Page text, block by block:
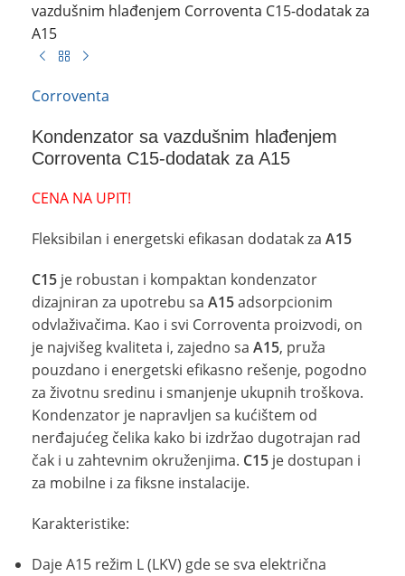
vazdušnim hlađenjem Corroventa C15-dodatak za
A15
Corroventa
Kondenzator sa vazdušnim hlađenjem
Corroventa C15-dodatak za A15
CENA NA UPIT!
Fleksibilan i energetski efikasan dodatak za A15
C15 je robustan i kompaktan kondenzator
dizajniran za upotrebu sa A15adsorpcionim
odvlaživačima. Kao i svi Corroventa proizvodi, on
je najvišeg kvaliteta i, zajedno sa A15, pruža
pouzdano i energetski efikasno rešenje, pogodno
za životnu sredinu i smanjenje ukupnih troškova.
Kondenzator je napravljen sa kućištem od
nerđajućeg čelika kako bi izdržao dugotrajan rad
čak i u zahtevnim okruženjima. C15 je dostupan i
za mobilne i za fiksne instalacije.
Karakteristike:
Daje A15 režim L (LKV) gde se sva električna